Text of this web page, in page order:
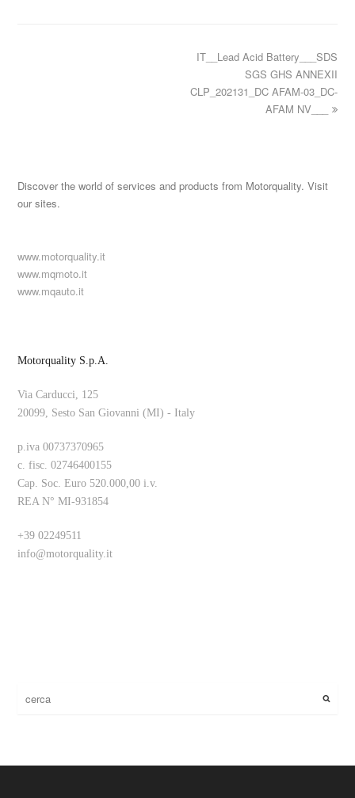
IT__Lead Acid Battery___SDS
SGS GHS ANNEXII
CLP_202131_DC AFAM-03_DC-
AFAM NV___
Discover the world of services and products from Motorquality. Visit
our sites.
www.motorquality.it
www.mqmoto.it
www.mqauto.it
Motorquality S.p.A.
Via Carducci, 125
20099, Sesto San Giovanni (MI) - Italy
p.iva 00737370965
c. fisc. 02746400155
Cap. Soc. Euro 520.000,00 i.v.
REA N° MI-931854
+39 02249511
info@motorquality.it